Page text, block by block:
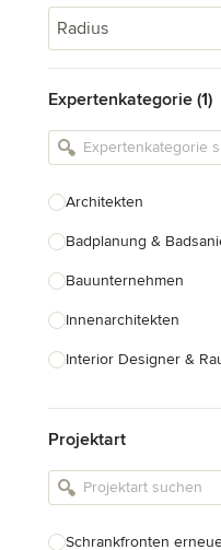
Radius
Expertenkategorie (1)
Architekten
Badplanung &
Bauunternehmen
Innenarchitekten
Interior Designer &
Landschaftsarchitekten
Armaturen &
Projektart
Schrankfronten